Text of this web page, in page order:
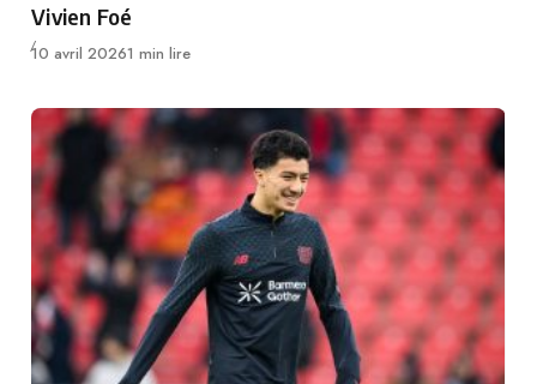
Vivien Foé
Publié
10 avril 20261 min lire